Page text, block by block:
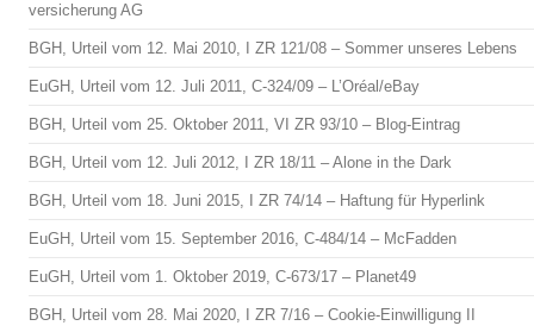
versicherung AG
BGH, Urteil vom 12. Mai 2010, I ZR 121/08 – Sommer unseres Lebens
EuGH, Urteil vom 12. Juli 2011, C-324/09 – L’Oréal/eBay
BGH, Urteil vom 25. Oktober 2011, VI ZR 93/10 – Blog-Eintrag
BGH, Urteil vom 12. Juli 2012, I ZR 18/11 – Alone in the Dark
BGH, Urteil vom 18. Juni 2015, I ZR 74/14 – Haftung für Hyperlink
EuGH, Urteil vom 15. September 2016, C-484/14 – McFadden
EuGH, Urteil vom 1. Oktober 2019, C-673/17 – Planet49
BGH, Urteil vom 28. Mai 2020, I ZR 7/16 – Cookie-Einwilligung II